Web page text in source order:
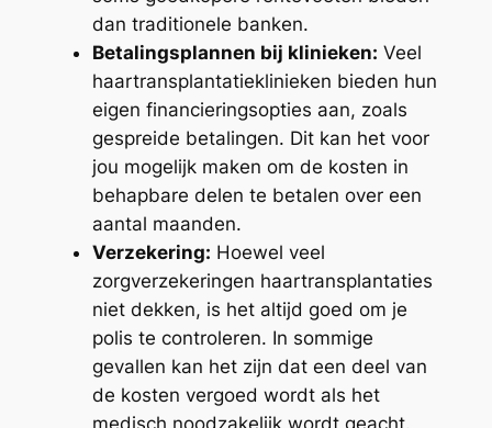
dan traditionele banken.
Betalingsplannen bij klinieken: Veel
haartransplantatieklinieken bieden hun
eigen financieringsopties aan, zoals
gespreide betalingen. Dit kan het voor
jou mogelijk maken om de kosten in
behapbare delen te betalen over een
aantal maanden.
Verzekering: Hoewel veel
zorgverzekeringen haartransplantaties
niet dekken, is het altijd goed om je
polis te controleren. In sommige
gevallen kan het zijn dat een deel van
de kosten vergoed wordt als het